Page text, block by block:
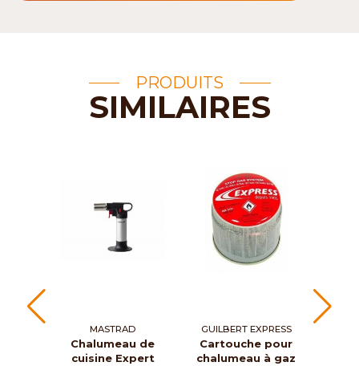
PRODUITS
SIMILAIRES
MASTRAD
Chalumeau de
cuisine Expert
GUILBERT EXPRESS
Cartouche pour
chalumeau à gaz